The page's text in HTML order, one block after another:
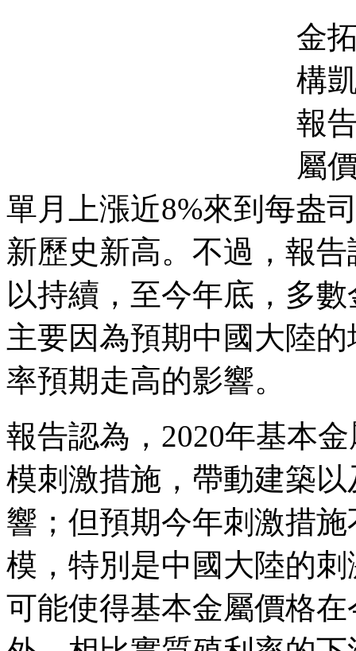
金
構
報
屬
單月上漲近8%來到每盎
新歷史新高。不過，報
以持續，至今年底，多
主要因為預期中國大陸
率預期走高的影響。
報告認為，2020年基本
模刺激措施，帶動建築
響；但預期今年刺激措
模，特別是中國大陸的
可能使得基本金屬價格